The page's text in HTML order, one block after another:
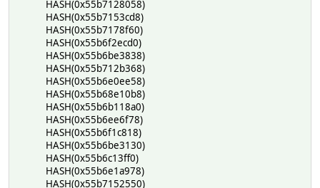
HASH(0x55b7128058)
HASH(0x55b7153cd8)
HASH(0x55b7178f60)
HASH(0x55b6f2ecd0)
HASH(0x55b6be3838)
HASH(0x55b712b368)
HASH(0x55b6e0ee58)
HASH(0x55b68e10b8)
HASH(0x55b6b118a0)
HASH(0x55b6ee6f78)
HASH(0x55b6f1c818)
HASH(0x55b6be3130)
HASH(0x55b6c13ff0)
HASH(0x55b6e1a978)
HASH(0x55b7152550)